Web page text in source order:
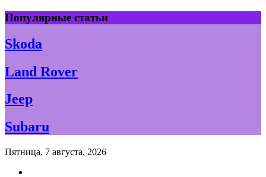
Skip
to
content
Популярные статьи
Skoda
Land Rover
Jeep
Subaru
Пятница, 7 августа, 2026